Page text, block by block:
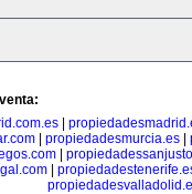
propiedadesmurcia.es
|
|